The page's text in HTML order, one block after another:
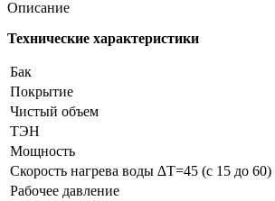
Описание
Технические характеристики
Бак
Покрытие
Чистый объем
ТЭН
Мощность
Скорость нагрева воды ∆Т=45 (с 15 до 60)
Рабочее давление